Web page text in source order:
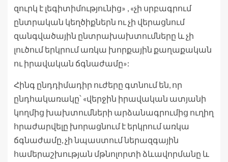
զուրկ է լեգիտիմությունից» , «չի սրբագրում
ընտրական կեղծիքներն ու չի վերացնում
զանգվածային ընտրախախտումները և չի
լուծում երկրում առկա խորքային քաղաքական
ու իրավական ճգնաժամը»:
Հինգ ընդդիմադիր ուժերը գտնում են, որ
ընդհակառակը՝ «վերջին իրավական ատյանի
կողմից խախտումների արձանագրումից ուղիղ
հրաժարվելը խորացնում է երկրում առկա
ճգնաժամը, չի նպաստում ներազգային
համերաշխության մթնոլորտի ձևավորմանը և